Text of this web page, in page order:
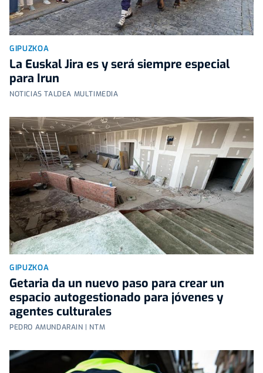
GIPUZKOA
La Euskal Jira es y será siempre especial
para Irun
NOTICIAS TALDEA MULTIMEDIA
GIPUZKOA
Getaria da un nuevo paso para crear un
espacio autogestionado para jóvenes y
agentes culturales
PEDRO AMUNDARAIN | NTM